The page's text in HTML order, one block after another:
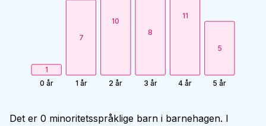
1
0 år
7
1 år
10
2 år
8
3 år
11
4 år
5
5 år
Det er 0 minoritetsspråklige barn i barnehagen. I